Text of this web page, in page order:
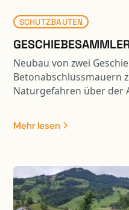
SCHUTZBAUTEN
Neubau von zwei
Betonabschlussmauern
Naturgefahren über der
Mehr lesen